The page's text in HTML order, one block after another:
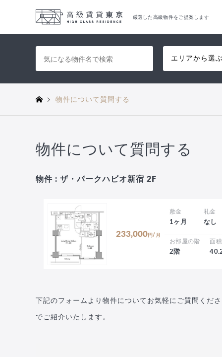
厳選した高級物件をご提案します
エリアから選
物件について質問する
物件について質問する
物件 : ザ・パークハビオ新宿 2F
233,000 円/月
敷金
1ヶ月
礼金
なし
お部屋の階
2階
面積
下記のフォームより物件についてお気軽にご質問くだ
でご紹介いたします。